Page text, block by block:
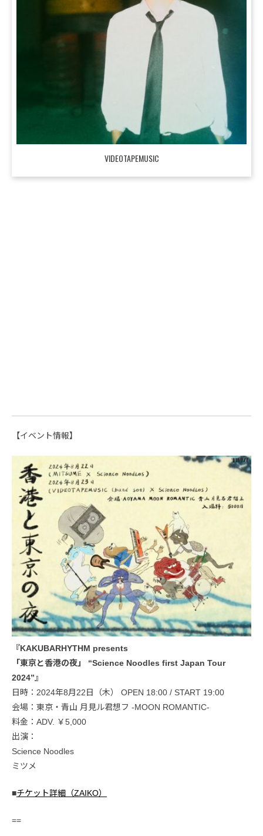
VIDEOTAPEMUSIC
【イベント情報】
『KAKUBARHYTHM presents
「東京と香港の夜」 “Science Noodles first Japan Tour
2024”』
日時：2024年8月22日（木） OPEN 18:00 / START 19:00
会場：東京・青山 月見ル君想フ -MOON ROMANTIC-
料金：ADV. ￥5,000
出演：
Science Noodles
ミツメ
■チケット詳細（ZAIKO）
==